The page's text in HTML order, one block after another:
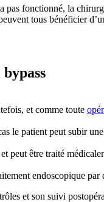
pas fonctionné, la
tous bénéficier
et comme toute
le patient peut subir
peut être traité
endoscopique
et son suivi